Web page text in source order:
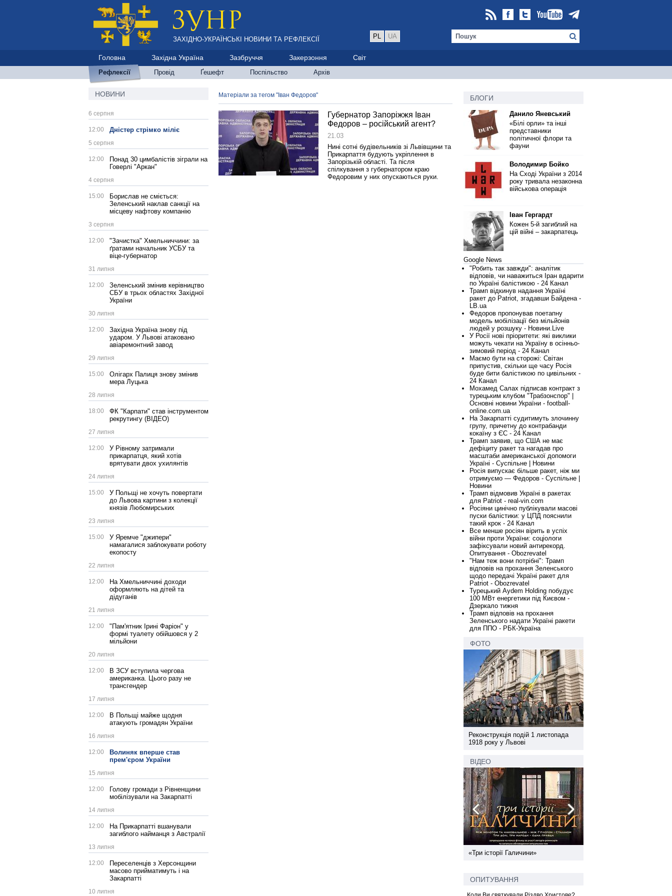
ЗАХІДНО-УКРАЇНСЬКІ НОВИНИ ТА РЕФЛЕКСІЇ PL UA
Головна Західна Україна Зазбруччя Закерзоння Світ
Рефлексії Провід Ґешефт Поспільство Архів
НОВИНИ
6 серпня
12:00 Дністер стрімко міліє
5 серпня
12:00
Понад 30 цимбалістів зіграли на
Говерлі "Аркан"
4 серпня
15:00
Борислав не сміється:
Зеленський наклав санкції на
місцеву нафтову компанію
3 серпня
12:00
"Зачистка" Хмельниччини: за
ґратами начальник УСБУ та
віце-губернатор
31 липня
12:00
Зеленський змінив керівництво
СБУ в трьох областях Західної
України
30 липня
12:00
Західна Україна знову під
ударом. У Львові атаковано
авіаремонтний завод
29 липня
15:00
Олігарх Палиця знову змінив
мера Луцька
28 липня
18:00
ФК "Карпати" став інструментом
рекрутингу (ВІДЕО)
27 липня
12:00
У Рівному затримали
прикарпатця, який хотів
врятувати двох ухилянтів
24 липня
15:00
У Польщі не хочуть повертати
до Львова картини з колекції
князів Любомирських
23 липня
15:00
У Яремче "джипери"
намагалися заблокувати роботу
екопосту
22 липня
12:00
На Хмельниччині доходи
оформляють на дітей та
дідуганів
21 липня
12:00
"Пам'ятник Ірині Фаріон" у
формі туалету обійшовся у 2
мільйони
20 липня
12:00
В ЗСУ вступила чергова
американка. Цього разу не
трансгендер
17 липня
12:00
В Польщі майже щодня
атакують громадян України
16 липня
12:00
Волиняк вперше став
прем'єром України
15 липня
12:00
Голову громади з Рівненщини
мобілізували на Закарпатті
14 липня
12:00
На Прикарпатті вшанували
загиблого найманця з Австралії
13 липня
12:00
Переселенців з Херсонщини
масово прийматимуть і на
Закарпатті
10 липня
Матеріали за тегом "Іван Федоров"
Губернатор Запоріжжя Іван
Федоров – російський агент?
21.03
Нині сотні будівельників зі Львівщини та
Прикарпаття будують укріплення в
Запорізькій області. Та після
спілкування з губернатором краю
Федоровим у них опускаються руки.
БЛОГИ
Данило Яневський
«Білі орли» та інші
представники
політичної флори та
фауни
Володимир Бойко
На Сході України з 2014
року тривала незаконна
військова операція
Іван Гергардт
Кожен 5-й загиблий на
цій війні – закарпатець
Google News
"Робить так завжди": аналітик
відповів, чи наважиться Іран вдарити
по Україні балістикою - 24 Канал
Трамп відкинув надання Україні
ракет до Patriot, згадавши Байдена -
LB.ua
Федоров пропонував поетапну
модель мобілізації без мільйонів
людей у розшуку - Новини.Live
У Росії нові пріоритети: які виклики
можуть чекати на Україну в осінньо-
зимовий період - 24 Канал
Маємо бути на сторожі: Світан
припустив, скільки ще часу Росія
буде бити балістикою по цивільних -
24 Канал
Мохамед Салах підписав контракт з
турецьким клубом "Трабзонспор" |
Основні новини України - football-
online.com.ua
На Закарпатті судитимуть злочинну
групу, причетну до контрабанди
кокаїну з ЄС - 24 Канал
Трамп заявив, що США не має
дефіциту ракет та нагадав про
масштаби американської допомоги
Україні - Суспільне | Новини
Росія випускає більше ракет, ніж ми
отримуємо — Федоров - Суспільне |
Новини
Трамп відмовив Україні в ракетах
для Patriot - real-vin.com
Росіяни цинічно публікували масові
пуски балістики: у ЦПД пояснили
такий крок - 24 Канал
Все менше росіян вірить в успіх
війни проти України: соціологи
зафіксували новий антирекорд.
Опитування - Obozrevatel
"Нам теж вони потрібні": Трамп
відповів на прохання Зеленського
щодо передачі Україні ракет для
Patriot - Obozrevatel
Турецький Aydem Holding побудує
100 МВт енергетики під Києвом -
Дзеркало тижня
Трамп відповів на прохання
Зеленського надати Україні ракети
для ППО - РБК-Україна
ФОТО
Реконструкція подій 1 листопада
1918 року у Львові
ВІДЕО
«Три історії Галичини»
ОПИТУВАННЯ